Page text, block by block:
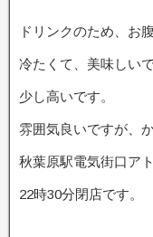
ドリンクのため、お
冷たくて、美味しいで
少し高いです。
雰囲気良いですが、
秋葉原駅電気街口ア
22時30分閉店です。